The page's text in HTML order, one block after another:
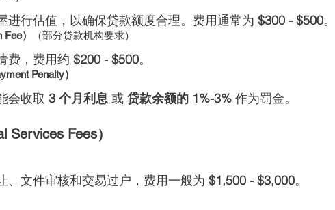
进行估值，以确保贷款额度合理。费用通常为 $300 - $500。
） （部分贷款机构要求）
费，费用约 $200 - $500。
Penalty）
会收取 3 个月利息 或 贷款余额的 1%-3% 作为罚金。
Services Fees）
、文件审核和交易过户，费用一般为 $1,500 - $3,000。